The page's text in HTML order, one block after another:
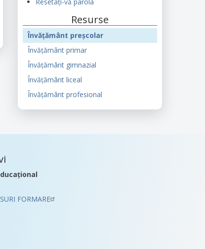
Resurse
Învățământ preșcolar
Învățământ primar
Învățământ gimnazial
Învățământ liceal
Învățământ profesional
FORMARE